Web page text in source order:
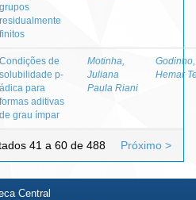
grupos
residualmente
finitos
Condições de
solubilidade p-
ádica para
formas aditivas
de grau ímpar
Motinha,
Juliana
Paula Riani
Godinho,
Hemar
41 a 60 de 488 Próximo >
Central